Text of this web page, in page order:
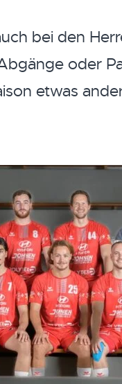
bei den
oder
etwas